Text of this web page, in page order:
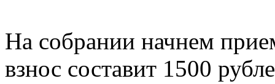
На собрании начнем
взнос составит 1500